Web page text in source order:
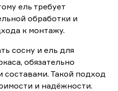
ель требует
обработки и
к монтажу.
сосну и ель для
обязательно
Такой подход
и надёжности.